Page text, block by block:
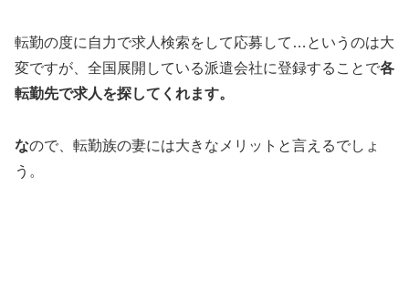
転勤の度に自力で求人検索をして応募して…というのは大
変ですが、全国展開している派遣会社に登録することで各
転勤先で求人を探してくれます。
なので、転勤族の妻には大きなメリットと言えるでしょ
う。